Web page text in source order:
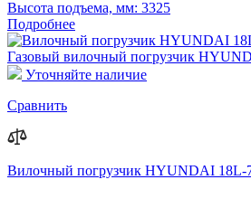
Высота подъема, мм: 3325
Подробнее
Газовый вилочный погрузчик
Уточняйте наличие
Сравнить
Вилочный погрузчик HYUNDAI 18L-